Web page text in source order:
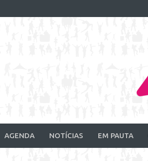
AGENDA NOTÍCIAS EM PAUTA